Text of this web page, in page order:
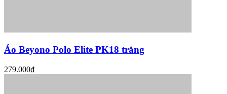
Áo Beyono Polo Elite PK18 trắng
279.000₫